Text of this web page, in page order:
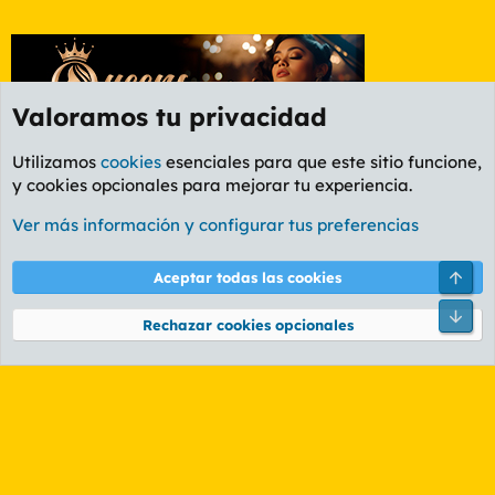
Foro Rapiñas
Cookies
PL OLDSTYLE AMARILLO
Términos y reglas Política de privacidad Ayuda
Community platform by XenForo® © 2010-2026 XenForo Ltd.
Valoramos tu privacidad
Utilizamos cookies esenciales para que este sitio funcione,
y cookies opcionales para mejorar tu experiencia.
Ver más información y configurar tus preferencias
Aceptar todas las cookies
Rechazar cookies opcionales
Pie